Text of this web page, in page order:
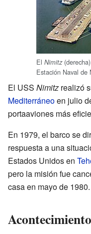
El Nimitz
Estación Naval de
El USS Nimitz realizó
Mediterráneoen julio
portaaviones más
En 1979, el barco se
respuesta a una
Estados Unidos en
pero la misión fue
casa en mayo de 1980.